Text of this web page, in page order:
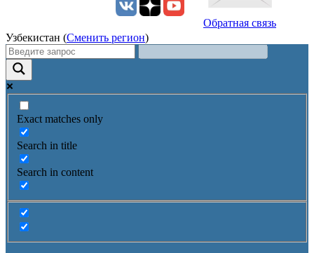
Обратная связь
Узбекистан (Сменить регион)
Exact matches only
Search in title
Search in content